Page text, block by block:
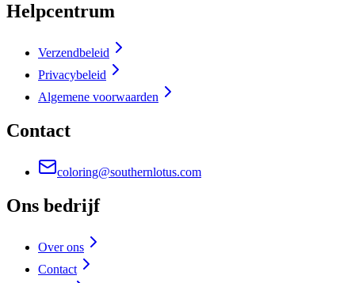
Helpcentrum
Verzendbeleid
Privacybeleid
Algemene voorwaarden
Contact
coloring@southernlotus.com
Ons bedrijf
Over ons
Contact